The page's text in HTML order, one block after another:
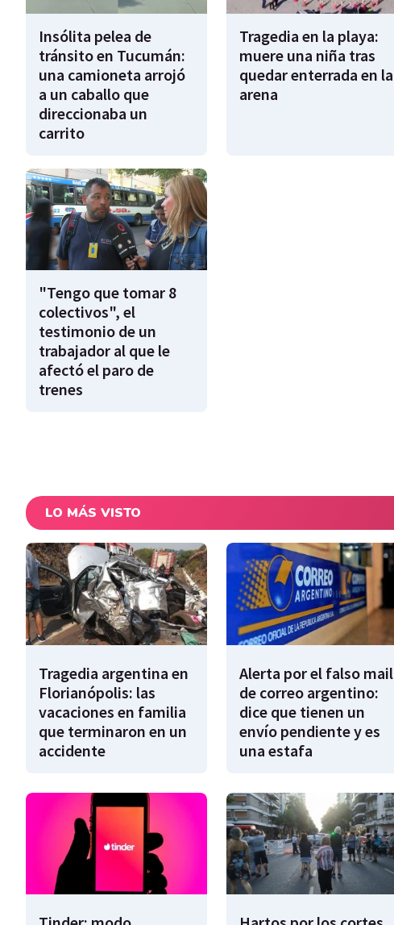
Insólita pelea de
tránsito en Tucumán:
una camioneta arrojó
a un caballo que
direccionaba un
carrito
Tragedia en la playa:
muere una niña tras
quedar enterrada en la
arena
"Tengo que tomar 8
colectivos", el
testimonio de un
trabajador al que le
afectó el paro de
trenes
LO MÁS VISTO
Tragedia argentina en
Florianópolis: las
vacaciones en familia
que terminaron en un
accidente
Alerta por el falso mail
de correo argentino:
dice que tienen un
envío pendiente y es
una estafa